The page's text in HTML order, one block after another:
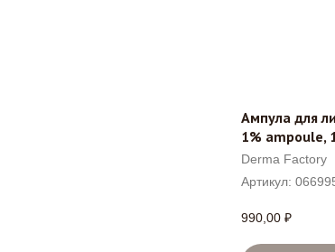
Ампула для
1% ampoule,
Derma Factory
Артикул:
990,00 ₽